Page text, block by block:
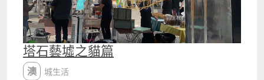
塔石藝墟之貓篇
澳城生活